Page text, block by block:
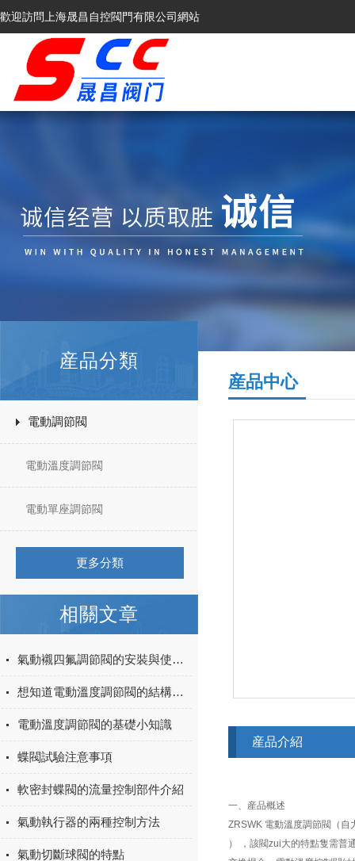
歡迎訪問上海晟昌自控閥門有限公司網站
産品分類
電動調節閥
電動溫度調節閥
電動單座調節閥
更多分類
相關文章
氣動襯四氟調節閥的安裝與使用注意事項都在本篇
想知道電動溫度調節閥的結構與原理麽？看完這些就行
電動溫度調節閥的基礎小知識
蝶閥試驗注意事項
軟密封蝶閥的流量控制部件介紹
氣動執行器的兩種控制方法
氣動切斷球閥的特點
産品中心
産品介紹
一、産品概述
ZRSWK 電動溫度調節閥（
） ，該閥zui大的特點隻需普